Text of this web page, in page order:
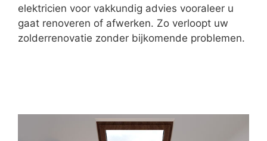
elektricien voor vakkundig advies vooraleer u
gaat renoveren of afwerken. Zo verloopt uw
zolderrenovatie zonder bijkomende problemen.